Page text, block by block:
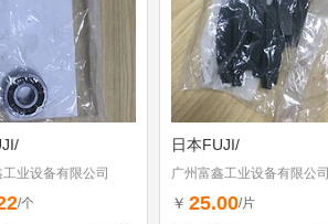
业设备有限公司
/个
日本FUJI/
广州富鑫工业设备有限公司
￥ 25.00/片